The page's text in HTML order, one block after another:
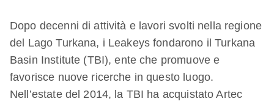
Dopo decenni di attività e lavori svolti nella regione
del Lago Turkana, i Leakeys fondarono il Turkana
Basin Institute (TBI), ente che promuove e
favorisce nuove ricerche in questo luogo.
Nell’estate del 2014, la TBI ha acquistato Artec